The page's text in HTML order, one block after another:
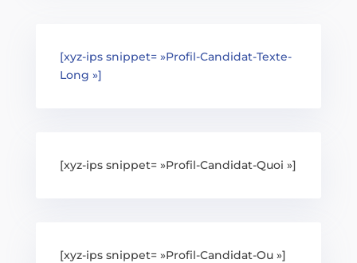
[xyz-ips snippet= »Profil-Candidat-Texte-
Long »]
[xyz-ips snippet= »Profil-Candidat-Quoi »]
[xyz-ips snippet= »Profil-Candidat-Ou »]